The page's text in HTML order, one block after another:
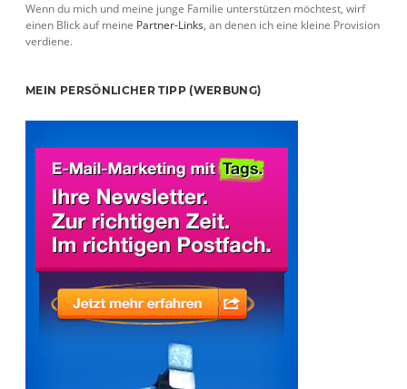
Wenn du mich und meine junge Familie unterstützen möchtest, wirf
einen Blick auf meine Partner-Links, an denen ich eine kleine Provision
verdiene.
MEIN PERSÖNLICHER TIPP (WERBUNG)